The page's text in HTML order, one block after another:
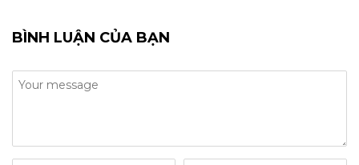
BÌNH LUẬN CỦA BẠN